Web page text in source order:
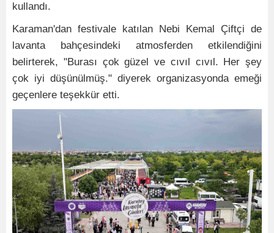
kullandı.
Karaman'dan festivale katılan Nebi Kemal Çiftçi de
lavanta bahçesindeki atmosferden etkilendiğini
belirterek, "Burası çok güzel ve cıvıl cıvıl. Her şey
çok iyi düşünülmüş." diyerek organizasyonda emeği
geçenlere teşekkür etti.